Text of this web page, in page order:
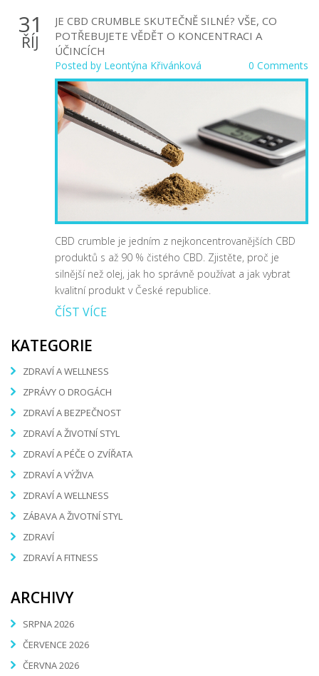
31
ŘÍJ
JE CBD CRUMBLE SKUTEČNĚ SILNÉ? VŠE, CO
POTŘEBUJETE VĚDĚT O KONCENTRACI A
ÚČINCÍCH
Posted by Leontýna Křivánková 0 Comments
CBD crumble je jedním z nejkoncentrovanějších CBD
produktů s až 90 % čistého CBD. Zjistěte, proč je
silnější než olej, jak ho správně používat a jak vybrat
kvalitní produkt v České republice.
ČÍST VÍCE
KATEGORIE
ZDRAVÍ A WELLNESS
ZPRÁVY O DROGÁCH
ZDRAVÍ A BEZPEČNOST
ZDRAVÍ A ŽIVOTNÍ STYL
ZDRAVÍ A PÉČE O ZVÍŘATA
ZDRAVÍ A VÝŽIVA
ZDRAVÍ A WELLNESS
ZÁBAVA A ŽIVOTNÍ STYL
ZDRAVÍ
ZDRAVÍ A FITNESS
ARCHIVY
SRPNA 2026
ČERVENCE 2026
ČERVNA 2026